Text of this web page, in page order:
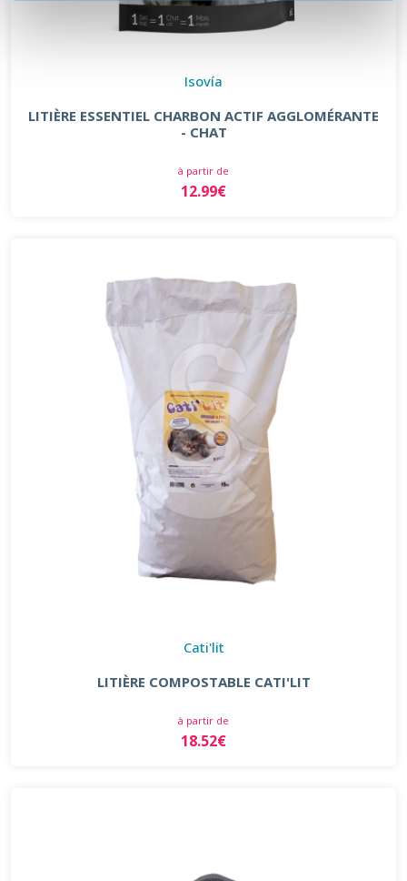
Isovía
LITIÈRE ESSENTIEL CHARBON ACTIF AGGLOMÉRANTE
- CHAT
à partir de
12.99€
Cati'lit
LITIÈRE COMPOSTABLE CATI'LIT
à partir de
18.52€